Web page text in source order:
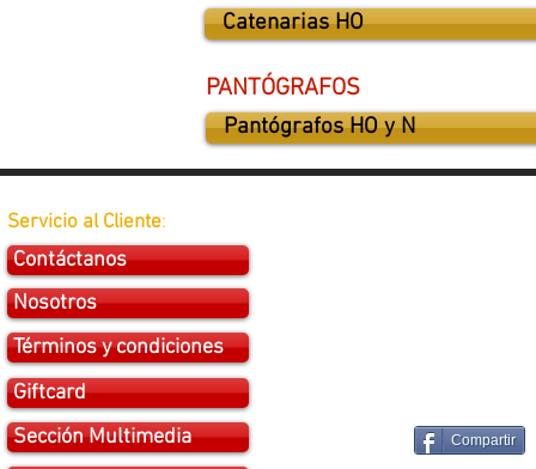
Catenarias HO
PANTÓGRAFOS
Pantógrafos HO y N
Servicio al Cliente:
Contáctanos
Nosotros
Términos y condiciones
Giftcard
Sección Multimedia
Compartir